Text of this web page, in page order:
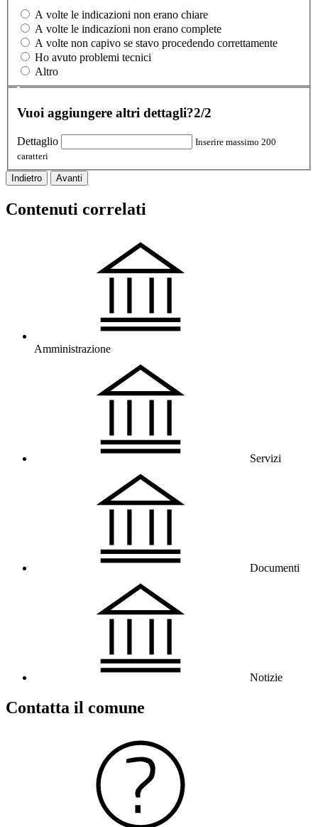
A volte le indicazioni non erano chiare
A volte le indicazioni non erano complete
A volte non capivo se stavo procedendo correttamente
Ho avuto problemi tecnici
Altro
Vuoi aggiungere altri dettagli?2/2
Dettaglio
Inserire massimo 200
caratteri
Indietro Avanti
Contenuti correlati
Amministrazione
Servizi
Documenti
Notizie
Contatta il comune